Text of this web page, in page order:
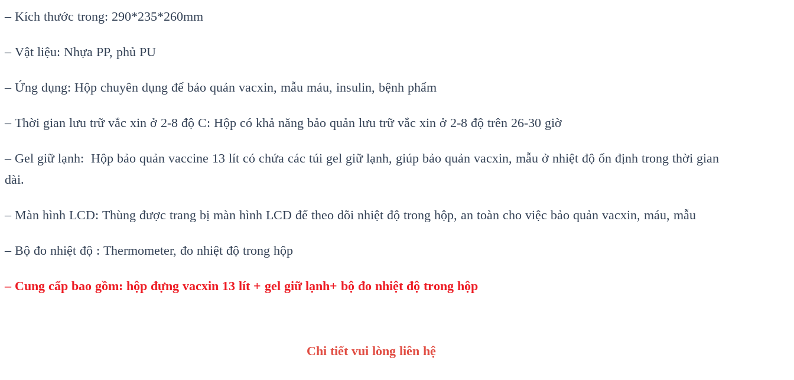
– Kích thước trong: 290*235*260mm
– Vật liệu: Nhựa PP, phủ PU
– Ứng dụng: Hộp chuyên dụng để bảo quản vacxin, mẫu máu, insulin, bệnh phẩm
– Thời gian lưu trữ vắc xin ở 2-8 độ C: Hộp có khả năng bảo quản lưu trữ vắc xin ở 2-8 độ trên 26-30 giờ
– Gel giữ lạnh: Hộp bảo quản vaccine 13 lít có chứa các túi gel giữ lạnh, giúp bảo quản vacxin, mẫu ở nhiệt độ ổn định trong thời gian
dài.
– Màn hình LCD: Thùng được trang bị màn hình LCD để theo dõi nhiệt độ trong hộp, an toàn cho việc bảo quản vacxin, máu, mẫu
– Bộ đo nhiệt độ : Thermometer, đo nhiệt độ trong hộp
– Cung cấp bao gồm: hộp đựng vacxin 13 lít + gel giữ lạnh+ bộ đo nhiệt độ trong hộp
Chi tiết vui lòng liên hệ